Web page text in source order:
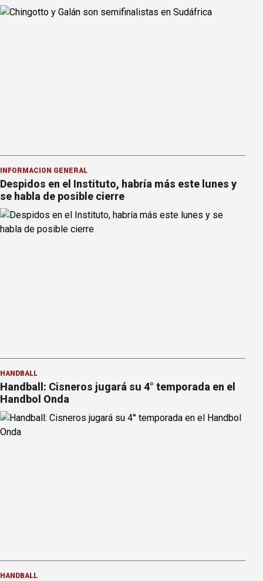
INFORMACION GENERAL
Despidos en el Instituto, habría más este lunes y
se habla de posible cierre
HANDBALL
Handball: Cisneros jugará su 4° temporada en el
Handbol Onda
HANDBALL